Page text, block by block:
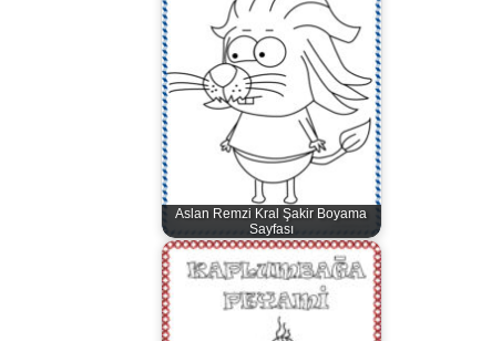
Aslan Remzi Kral Şakir Boyama
Sayfası